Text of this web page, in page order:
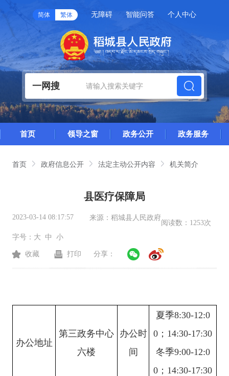
简体 繁体 无障碍 智能问答 个人中心
一网搜
首页 领导之窗 政务公开 政务服务
首页 政府信息公开 法定主动公开内容 机关简介
县医疗保障局
2023-03-14 08:17:57 来源： 稻城县人民政府
阅读数： 1253次
字号： 大 中 小
收藏 打印 分享：
办公地址
第三政务中心
六楼
办公时
间
夏季8:30-12:0
0； 14:30-17:30
冬季9:00-12:0
0；14:30-17:30